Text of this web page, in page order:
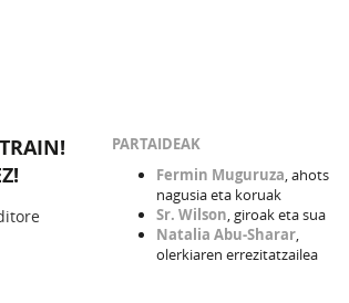
PARTAIDEAK
Fermin Muguruza, ahots
nagusia eta koruak
Sr. Wilson, giroak eta sua
Natalia Abu-Sharar,
olerkiaren errezitatzailea